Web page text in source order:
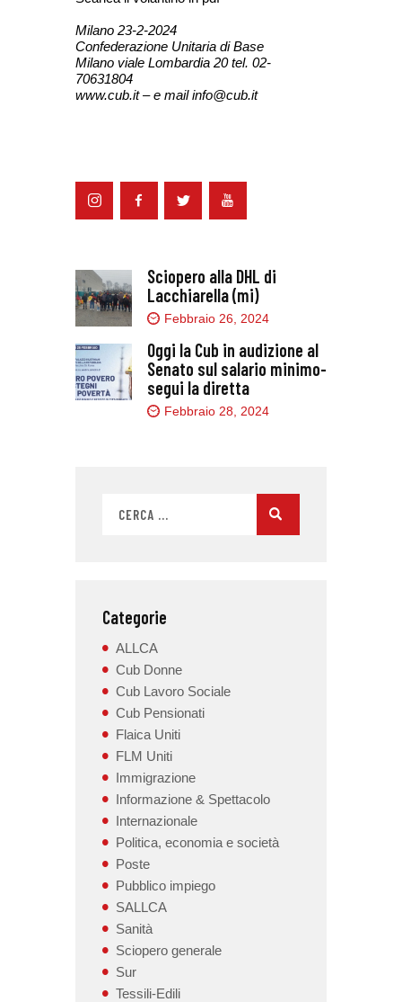
Milano 23-2-2024
Confederazione Unitaria di Base
Milano viale Lombardia 20 tel. 02-
70631804
www.cub.it – e mail info@cub.it
Sciopero alla DHL di
Lacchiarella (mi)
Febbraio 26, 2024
Oggi la Cub in audizione al
Senato sul salario minimo-
segui la diretta
Febbraio 28, 2024
Categorie
ALLCA
Cub Donne
Cub Lavoro Sociale
Cub Pensionati
Flaica Uniti
FLM Uniti
Immigrazione
Informazione & Spettacolo
Internazionale
Politica, economia e società
Poste
Pubblico impiego
SALLCA
Sanità
Sciopero generale
Sur
Tessili-Edili